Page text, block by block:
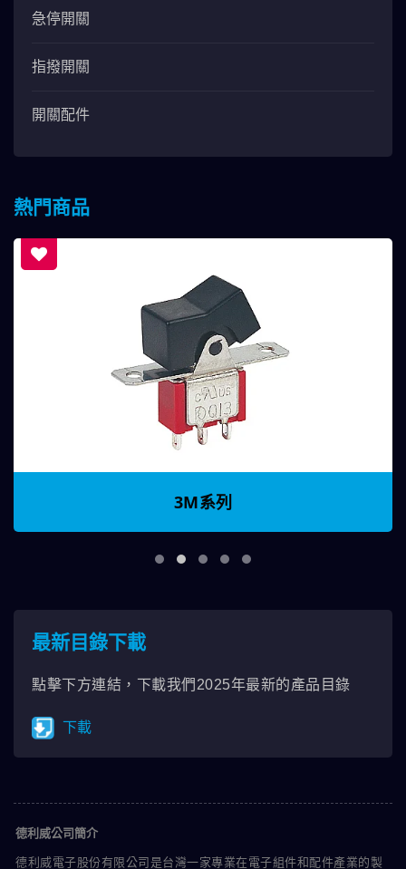
急停開關
指撥開關
開關配件
熱門商品
3M系列
最新目錄下載
點擊下方連結，下載我們2025年最新的產品目錄
下載
德利威公司簡介
德利威電子股份有限公司是台灣一家專業在電子組件和配件產業的製